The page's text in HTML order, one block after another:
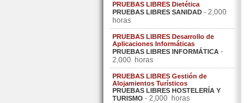
PRUEBAS LIBRES Dietética
PRUEBAS LIBRES SANIDAD - 2,000
horas
PRUEBAS LIBRES Desarrollo de
Aplicaciones Informáticas
PRUEBAS LIBRES INFORMÁTICA -
2,000 horas
PRUEBAS LIBRES Gestión de
Alojamientos Turísticos
PRUEBAS LIBRES HOSTELERÍA Y
TURISMO - 2,000 horas